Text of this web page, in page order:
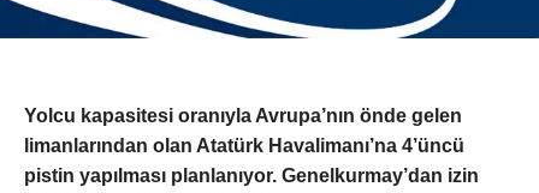
Yolcu kapasitesi oranıyla Avrupa’nın önde gelen
limanlarından olan Atatürk Havalimanı’na 4’üncü
pistin yapılması planlanıyor. Genelkurmay’dan izin